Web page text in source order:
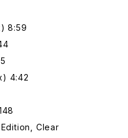
8:59
4:42
Edition, Clear